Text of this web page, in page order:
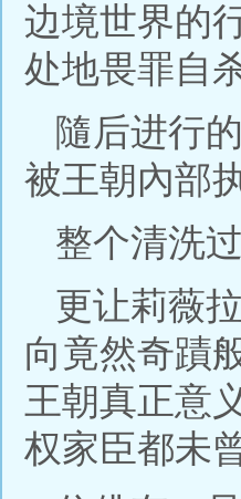
边境世界的
处地畏罪自
隨后进行
被王朝內部
整个清洗
更让莉薇
向竟然奇蹟
王朝真正意
权家臣都未